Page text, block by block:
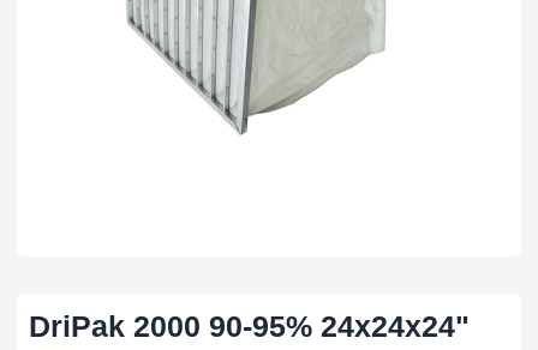
DriPak 2000 90-95% 24x24x24"